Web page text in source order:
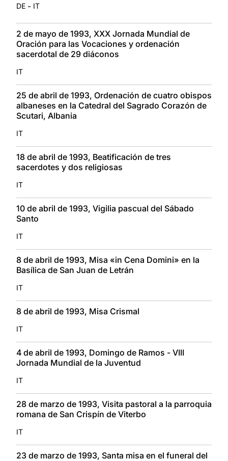
DE - IT
2 de mayo de 1993, XXX Jornada Mundial de
Oración para las Vocaciones y ordenación
sacerdotal de 29 diáconos
IT
25 de abril de 1993, Ordenación de cuatro obispos
albaneses en la Catedral del Sagrado Corazón de
Scutari, Albania
IT
18 de abril de 1993, Beatificación de tres
sacerdotes y dos religiosas
IT
10 de abril de 1993, Vigilia pascual del Sábado
Santo
IT
8 de abril de 1993, Misa «in Cena Domini» en la
Basílica de San Juan de Letrán
IT
8 de abril de 1993, Misa Crismal
IT
4 de abril de 1993, Domingo de Ramos - VIII
Jornada Mundial de la Juventud
IT
28 de marzo de 1993, Visita pastoral a la parroquia
romana de San Crispín de Viterbo
IT
23 de marzo de 1993, Santa misa en el funeral del